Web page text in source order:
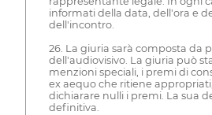
informati della data, dell'ora e
dell'incontro.
26. La giuria sarà composta da
dell'audiovisivo. La giuria può
menzioni speciali, i premi di
ex aequo che ritiene
dichiarare nulli i premi. La sua
definitiva.